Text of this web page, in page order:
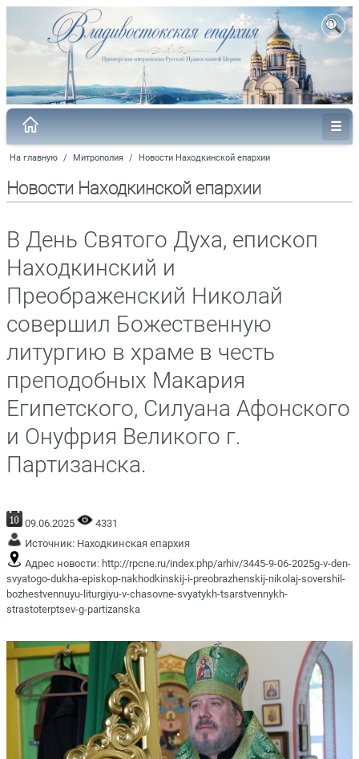
На главную / Митрополия / Новости Находкинской епархии
Новости Находкинской епархии
В День Святого Духа, епископ
Находкинский и
Преображенский Николай
совершил Божественную
литургию в храме в честь
преподобных Макария
Египетского, Силуана Афонского
и Онуфрия Великого г.
Партизанска.
09.06.2025
4331
Источник: Находкинская епархия
Адрес новости: http://rpcne.ru/index.php/arhiv/3445-9-06-2025g-v-den-
svyatogo-dukha-episkop-nakhodkinskij-i-preobrazhenskij-nikolaj-sovershil-
bozhestvennuyu-liturgiyu-v-chasovne-svyatykh-tsarstvennykh-
strastoterptsev-g-partizanska